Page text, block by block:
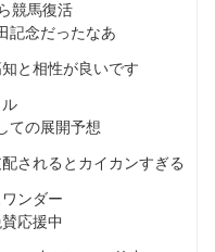
競馬復活
記念だったなあ
と相性が良いです
ての展開予想
されるとカイカンすぎる
ンダー
応援中